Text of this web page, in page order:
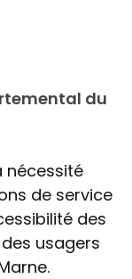
du
nécessité
de service
des
usagers